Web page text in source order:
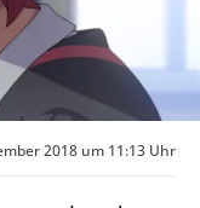
2018 um 11:13 Uhr